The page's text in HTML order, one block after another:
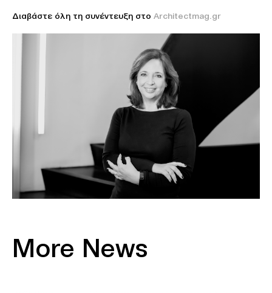
Διαβάστε όλη τη συνέντευξη στο Architectmag.gr
More News